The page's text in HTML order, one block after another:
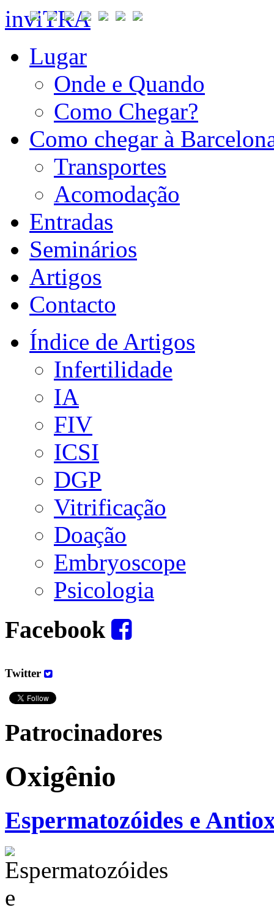
inviTRA
Lugar
Onde e Quando
Como Chegar?
Como chegar à
Transportes
Acomodação
Entradas
Seminários
Artigos
Contacto
Índice de Artigos
Infertilidade
IA
FIV
ICSI
DGP
Vitrificação
Doação
Embryoscope
Psicologia
Facebook
Twitter
Patrocinadores
Oxigênio
Espermatozóides e